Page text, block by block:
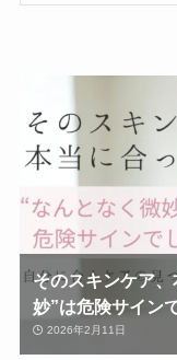
そのスキンケア
妙”は危険サイン
2026年2月11日